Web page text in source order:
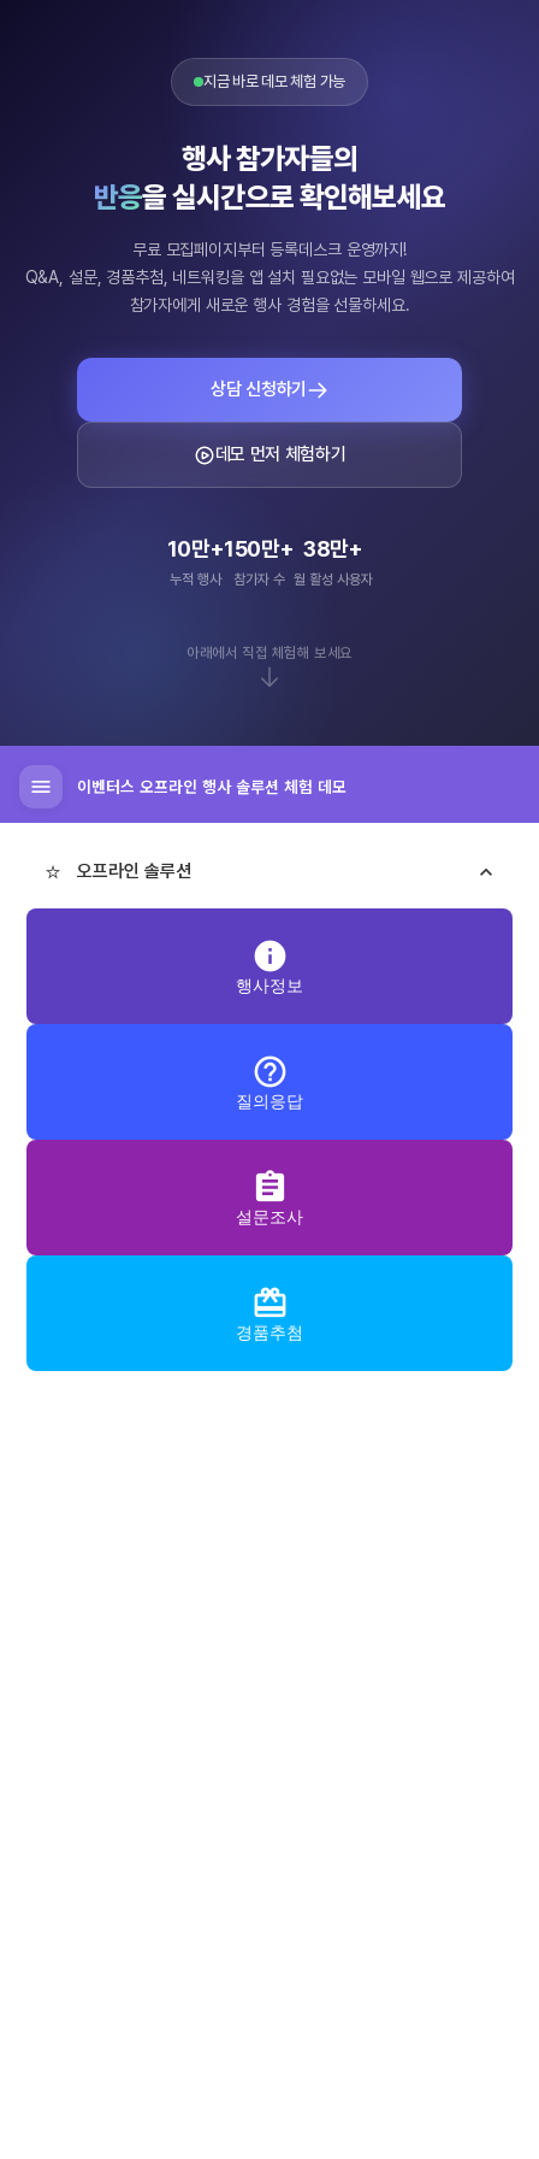
지금 바로 데모 체험 가능
행사 참가자들의
반응을 실시간으로 확인해보세요
무료 모집페이지부터 등록데스크 운영까지!
Q&A, 설문, 경품추첨, 네트워킹을 앱 설치 필요없는 모바일 웹으로 제공하여
참가자에게 새로운 행사 경험을 선물하세요.
상담 신청하기
데모 먼저 체험하기
10만+
누적 행사
150만+
참가자 수
38만+
월 활성 사용자
아래에서 직접 체험해 보세요
menu 이벤터스 오프라인 행사 솔루션 체험 데모
⭐ 오프라인 솔루션 keyboard_arrow_up
info
행사정보
help_outline
질의응답
assignment
설문조사
card_giftcard
경품추첨